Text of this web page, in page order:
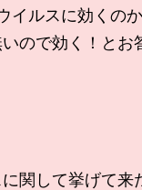
イルスに効くの
ので効く！とお
関して挙げて来